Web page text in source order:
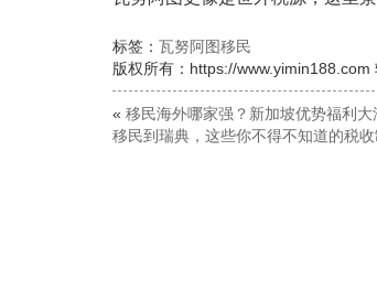
标签： 瓦努阿图移民
版权所有：https://www.yimin188.com
« 移民海外哪家强？新加坡优势福利大
移民到瑞典，这些你不得不知道的税收